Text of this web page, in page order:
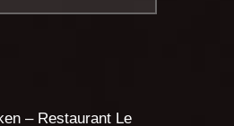
– Restaurant Le